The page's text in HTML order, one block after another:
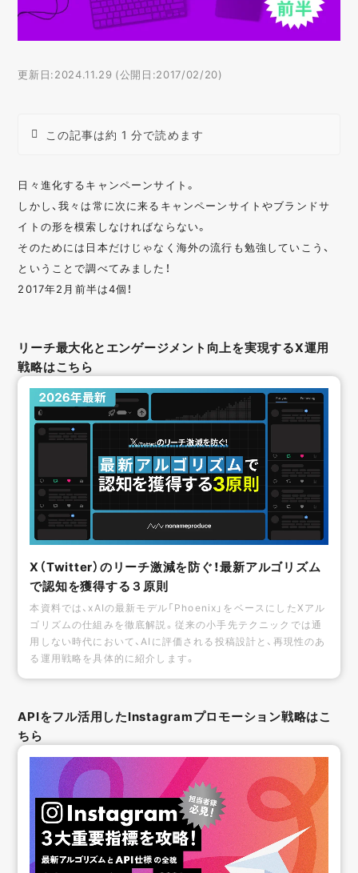
更新日:2024.11.29 (公開日:2017/02/20)
この記事は約 1 分で読めます
日々進化するキャンペーンサイト。
しかし、我々は常に次に来るキャンペーンサイトやブランドサ
イトの形を模索しなければならない。
そのためには日本だけじゃなく海外の流行も勉強していこう、
ということで調べてみました！
2017年2月前半は4個！
リーチ最大化とエンゲージメント向上を実現するX運用
戦略はこちら
X（Twitter）のリーチ激減を防ぐ！最新アルゴリズム
で認知を獲得する３原則
本資料では、xAIの最新モデル「Phoenix」をベースにしたXアル
ゴリズムの仕組みを徹底解説。従来の小手先テクニックでは通
用しない時代において、AIに評価される投稿設計と、再現性のあ
る運用戦略を具体的に紹介します。
APIをフル活用したInstagramプロモーション戦略はこ
ちら